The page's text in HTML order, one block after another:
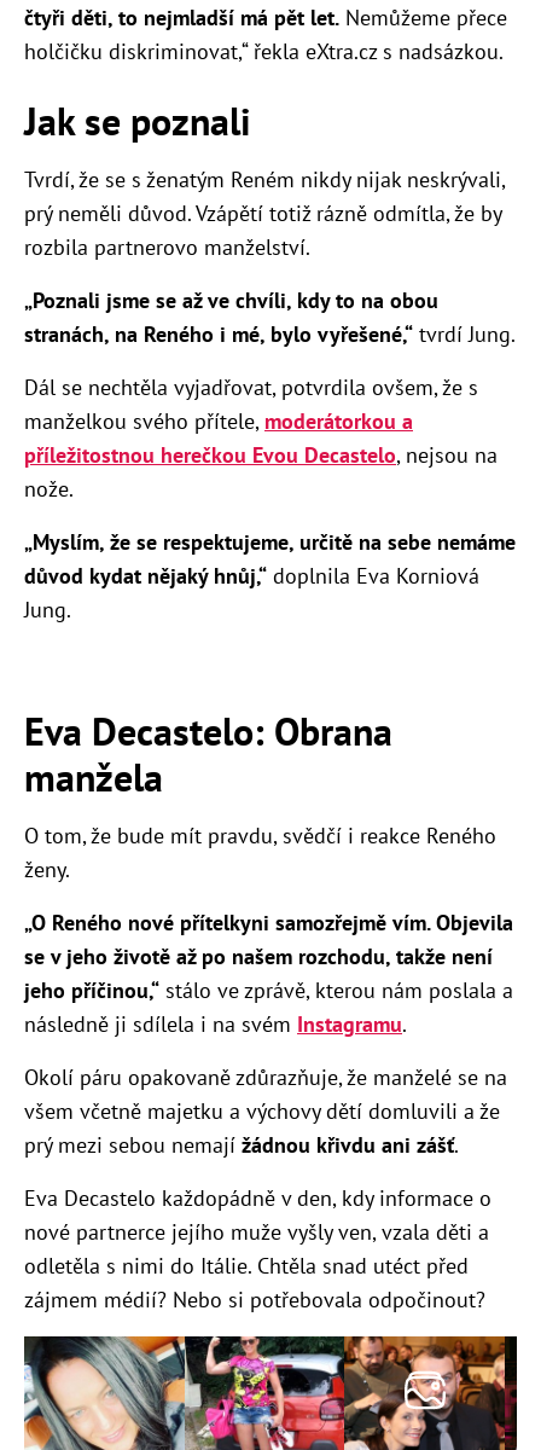
čtyři děti, to nejmladší má pět let. Nemůžeme přece
holčičku diskriminovat,“ řekla eXtra.cz s nadsázkou.
Jak se poznali
Tvrdí, že se s ženatým Reném nikdy nijak neskrývali,
prý neměli důvod. Vzápětí totiž rázně odmítla, že by
rozbila partnerovo manželství.
„Poznali jsme se až ve chvíli, kdy to na obou
stranách, na Reného i mé, bylo vyřešené,“ tvrdí Jung.
Dál se nechtěla vyjadřovat, potvrdila ovšem, že s
manželkou svého přítele, moderátorkou a
příležitostnou herečkou Evou Decastelo, nejsou na
nože.
„Myslím, že se respektujeme, určitě na sebe nemáme
důvod kydat nějaký hnůj,“ doplnila Eva Korniová
Jung.
Eva Decastelo: Obrana
manžela
O tom, že bude mít pravdu, svědčí i reakce Reného
ženy.
„O Reného nové přítelkyni samozřejmě vím. Objevila
se v jeho životě až po našem rozchodu, takže není
jeho příčinou,“ stálo ve zprávě, kterou nám poslala a
následně ji sdílela i na svém Instagramu.
Okolí páru opakovaně zdůrazňuje, že manželé se na
všem včetně majetku a výchovy dětí domluvili a že
prý mezi sebou nemají žádnou křivdu ani zášť.
Eva Decastelo každopádně v den, kdy informace o
nové partnerce jejího muže vyšly ven, vzala děti a
odletěla s nimi do Itálie. Chtěla snad utéct před
zájmem médií? Nebo si potřebovala odpočinout?